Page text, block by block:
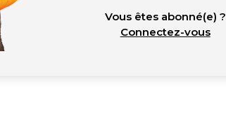
Vous êtes abonné(e) ?
Connectez-vous